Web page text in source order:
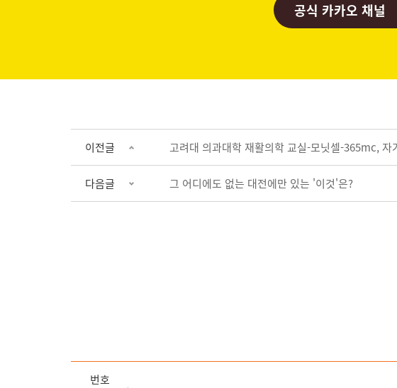
공식 카카오 채널
이전글 고려대 의과대학 재활의학 교실-모닛셀-365mc,
다음글 그 어디에도 없는 대전에만 있는 '이것'은?
번호